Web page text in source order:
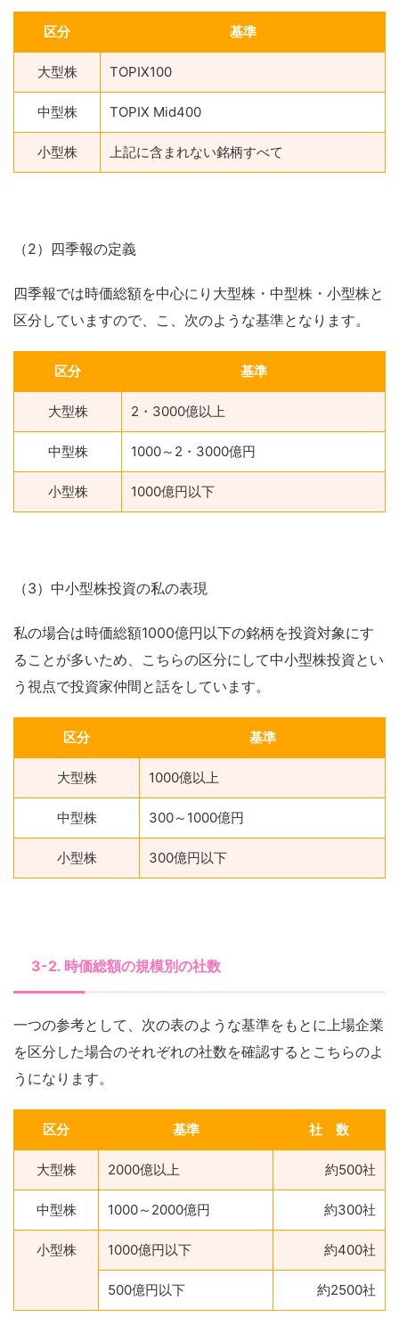
区分 基準
大型株 TOPIX100
中型株 TOPIX Mid400
小型株 上記に含まれない銘柄すべて
（2）四季報の定義
四季報では時価総額を中心にり大型株・中型株・小型株と
区分していますので、こ、次のような基準となります。
区分 基準
大型株 2・3000億以上
中型株 1000～2・3000億円
小型株 1000億円以下
（3）中小型株投資の私の表現
私の場合は時価総額1000億円以下の銘柄を投資対象にす
ることが多いため、こちらの区分にして中小型株投資とい
う視点で投資家仲間と話をしています。
区分 基準
大型株 1000億以上
中型株 300～1000億円
小型株 300億円以下
3-2. 時価総額の規模別の社数
一つの参考として、次の表のような基準をもとに上場企業
を区分した場合のそれぞれの社数を確認するとこちらのよ
うになります。
区分 基準 社 数
大型株 2000億以上 約500社
中型株 1000～2000億円 約300社
小型株 1000億円以下 約400社
500億円以下 約2500社